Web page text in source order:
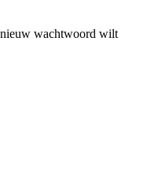
nieuw wachtwoord wilt